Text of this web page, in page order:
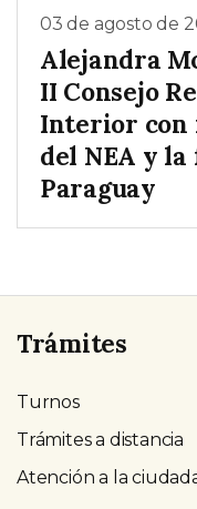
03 de agosto de
Alejandra
II Consejo
Interior con
del NEA y
Paraguay
Trámites
Turnos
Trámites a distancia
Atención a la